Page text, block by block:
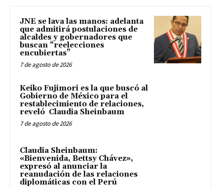
JNE se lava las manos: adelanta
que admitirá postulaciones de
alcaldes y gobernadores que
buscan “reelecciones
encubiertas”
7 de agosto de 2026
Keiko Fujimori es la que buscó al
Gobierno de México para el
restablecimiento de relaciones,
reveló Claudia Sheinbaum
7 de agosto de 2026
Claudia Sheinbaum:
«Bienvenida, Bettsy Chávez»,
expresó al anunciar la
reanudación de las relaciones
diplomáticas con el Perú